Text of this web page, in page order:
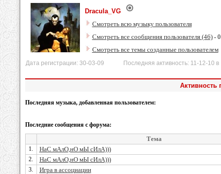
Dracula_VG
Смотреть всю музыку пользователя
Смотреть все сообщения пользователя (46)-
Смотреть все темы созданные пользователем
Дата регистрации: 30-03-09 Последняя активность: 11-12-10 в
Активность
Последняя музыка, добавленная пользователем:
Последние сообщения с форума:
Тема
1. НаС мАлО,нО мЫ сИлА)))
2. НаС мАлО,нО мЫ сИлА)))
3. Игра в ассоциации